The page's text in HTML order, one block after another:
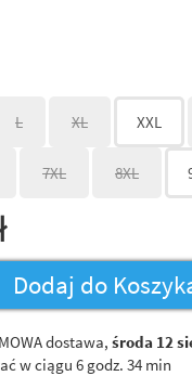
L XL XXL
7XL 8XL
Dodaj do
dostawa, środa 12
w ciągu 6 godz. 34 min